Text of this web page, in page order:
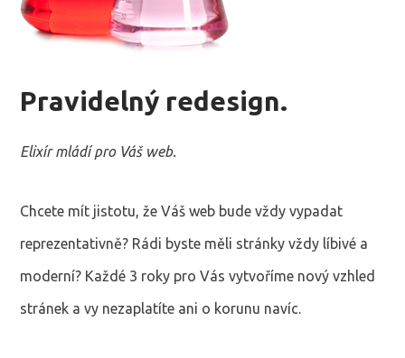
Pravidelný redesign.
Elixír mládí pro Váš web.
Chcete mít jistotu, že Váš web bude vždy vypadat
reprezentativně? Rádi byste měli stránky vždy líbivé a
moderní? Každé 3 roky pro Vás vytvoříme nový vzhled
stránek a vy nezaplatíte ani o korunu navíc.